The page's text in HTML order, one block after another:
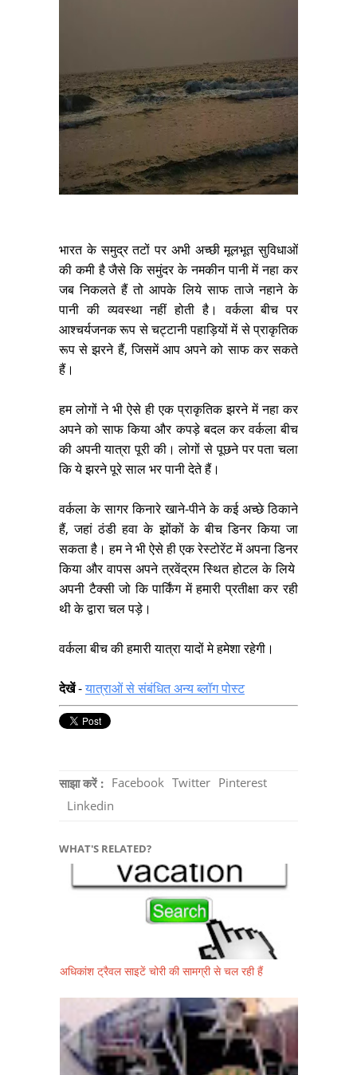
भारत के समुद्र तटों पर अभी अच्छी मूलभूत सुविधाओं
की कमी है जैसे कि समुंदर के नमकीन पानी में नहा कर
जब निकलते हैं तो आपके लिये साफ ताजे नहाने के
पानी की व्यवस्था नहीं होती है। वर्कला बीच पर
आश्चर्यजनक रूप से चट्टानी पहाड़ियों में से प्राकृतिक
रूप से झरने हैं, जिसमें आप अपने को साफ कर सकते
हैं।
हम लोगों ने भी ऐसे ही एक प्राकृतिक झरने में नहा कर
अपने को साफ किया और कपड़े बदल कर वर्कला बीच
की अपनी यात्रा पूरी की। लोगों से पूछने पर पता चला
कि ये झरने पूरे साल भर पानी देते हैं।
वर्कला के सागर किनारे खाने-पीने के कई अच्छे ठिकाने
हैं, जहां ठंडी हवा के झोंकों के बीच डिनर किया जा
सकता है। हम ने भी ऐसे ही एक रेस्टोरेंट में अपना डिनर
किया और वापस अपने त्रवेंद्रम स्थित होटल के लिये
अपनी टैक्सी जो कि पार्किंग में हमारी प्रतीक्षा कर रही
थी के द्वारा चल पड़े।
वर्कला बीच की हमारी यात्रा यादों मे हमेशा रहेगी।
देखें-यात्राओं से संबंधित अन्य ब्लॉग पोस्ट
साझा करें : Facebook Twitter Pinterest
Linkedin
WHAT'S RELATED?
अधिकांश ट्रैवल साइटें चोरी की सामग्री से चल रही हैं